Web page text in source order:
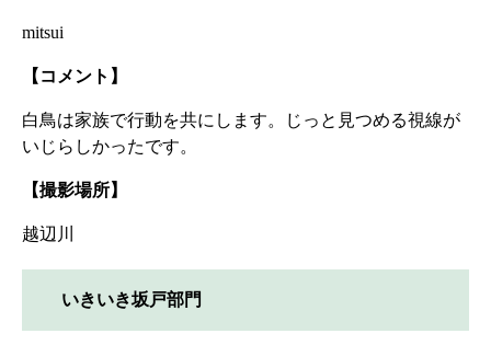
mitsui
【コメント】
白鳥は家族で行動を共にします。じっと見つめる視線が
いじらしかったです。
【撮影場所】
越辺川
いきいき坂戸部門